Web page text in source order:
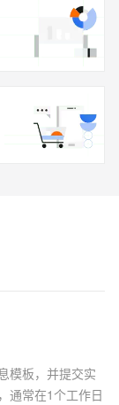
模板，并提交实
通常在1个工作日